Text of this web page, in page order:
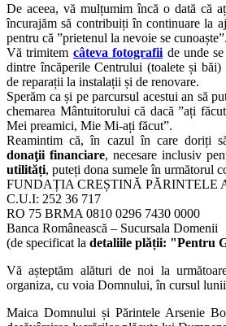
De aceea, vă mulțumim încă o dată că
încurajăm să contribuiți în continuare la
pentru că ”prietenul la nevoie se cunoaște”.
Vă trimitem câteva fotografii de unde
dintre încăperile Centrului (toalete și băi)
de reparații la instalații și de renovare.
Sperăm ca și pe parcursul acestui an să
chemarea Mântuitorului că dacă ”ați
Mei preamici, Mie Mi-ați făcut”.
Reamintim că, în cazul în care doriți
donaţii financiare, necesare inclusiv
utilități, puteți dona sumele în următorul
FUNDAȚIA CREȘTINĂ PĂRINTELE
C.U.I: 252 36 717
RO 75 BRMA 0810 0296 7430 0000
Banca Românească – Sucursala Domenii
(de specificat la detaliile plății: "Pentru
Vă așteptăm alături de noi la
organiza, cu voia Domnului, în cursul
Maica Domnului și Părintele Arsenie